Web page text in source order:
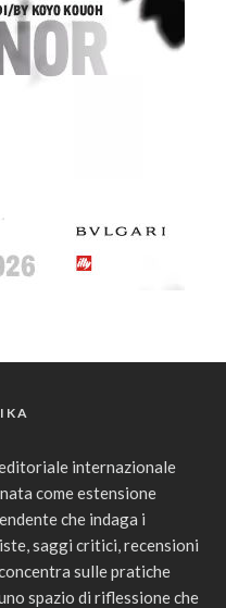
internazionale
come estensione
che indaga i
saggi critici, recensioni
sulle pratiche
spazio di riflessione che